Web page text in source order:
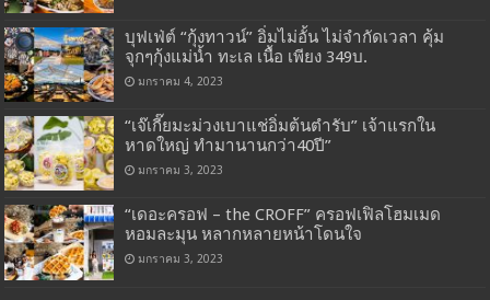
บุฟเฟ่ต์ “กุ้งทาวน์” อิ่มไม่อั้น ไม่จำกัดเวลา คุ้ม
จุกๆกุ้งแม่น้ำ ทะเล เนื้อ เพียง 349บ.
มกราคม 4, 2023
“เจ๊เกี๊ยมะม่วงเบาแช่อิ่มต้นตำรับ” เจ้าแรกใน
หาดใหญ่ ทำมานานกว่า40ปี”
มกราคม 3, 2023
“เดอะครอฟ – the CROFF” ครอฟเฟิลโฮมเมด
หอมละมุน หลากหลายหน้าโดนใจ
มกราคม 3, 2023